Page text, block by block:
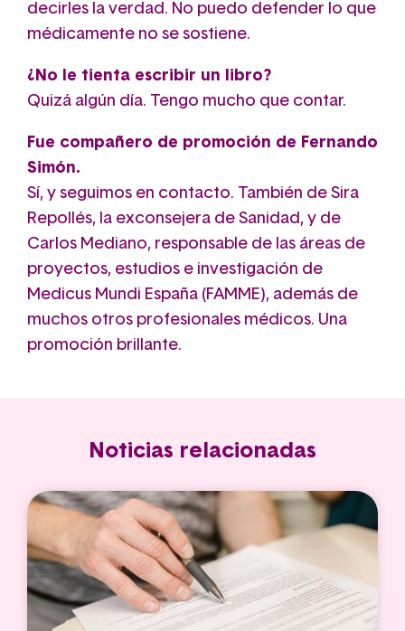
decirles la verdad. No puedo defender lo que
médicamente no se sostiene.
¿No le tienta escribir un libro?
Quizá algún día. Tengo mucho que contar.
Fue compañero de promoción de Fernando
Simón.
Sí, y seguimos en contacto. También de Sira
Repollés, la exconsejera de Sanidad, y de
Carlos Mediano, responsable de las áreas de
proyectos, estudios e investigación de
Medicus Mundi España (FAMME), además de
muchos otros profesionales médicos. Una
promoción brillante.
Noticias relacionadas